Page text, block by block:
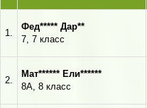
1.
Фед***** Дар**
7, 7 класс
2.
Мат****** Ели******
8А, 8 класс